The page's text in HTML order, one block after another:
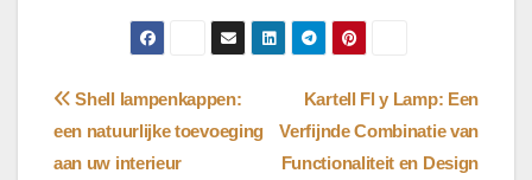
Bericht
navigatie
Kartell Fl y Lamp: Een
Verfijnde Combinatie van
Functionaliteit en Design
Shell lampenkappen:
een natuurlijke toevoeging
aan uw interieur